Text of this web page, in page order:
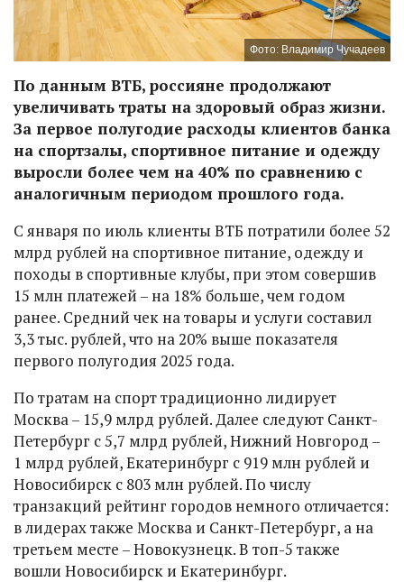
Фото: Владимир Чучадеев
По данным ВТБ, россияне продолжают
увеличивать траты на здоровый образ жизни.
За первое полугодие расходы клиентов банка
на спортзалы, спортивное питание и одежду
выросли более чем на 40% по сравнению с
аналогичным периодом прошлого года.
С января по июль клиенты ВТБ потратили более 52
млрд рублей на спортивное питание, одежду и
походы в спортивные клубы, при этом совершив
15 млн платежей – на 18% больше, чем годом
ранее. Средний чек на товары и услуги составил
3,3 тыс. рублей, что на 20% выше показателя
первого полугодия 2025 года.
По тратам на спорт традиционно лидирует
Москва – 15,9 млрд рублей. Далее следуют Санкт-
Петербург с 5,7 млрд рублей, Нижний Новгород –
1 млрд рублей, Екатеринбург с 919 млн рублей и
Новосибирск с 803 млн рублей. По числу
транзакций рейтинг городов немного отличается:
в лидерах также Москва и Санкт-Петербург, а на
третьем месте – Новокузнецк. В топ-5 также
вошли Новосибирск и Екатеринбург.